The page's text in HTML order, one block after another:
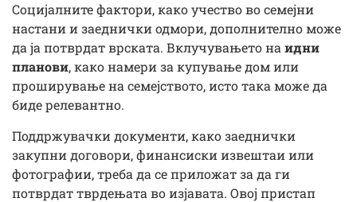
Социјалните фактори, како учество во семејни
настани и заеднички одмори, дополнително може
да ја потврдат врската. Вклучувањето наидни
планови, како намери за купување дом или
проширување на семејството, исто така може да
биде релевантно.
Поддржувачки документи, како заеднички
закупни договори, финансиски извештаи или
фотографии, треба да се приложат за да ги
потврдат тврдењата во изјавата. Овој пристап